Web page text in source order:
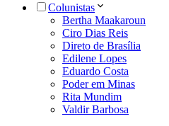
Colunistas
Bertha Maakaroun
Ciro Dias Reis
Direto de Brasília
Edilene Lopes
Eduardo Costa
Poder em Minas
Rita Mundim
Valdir Barbosa